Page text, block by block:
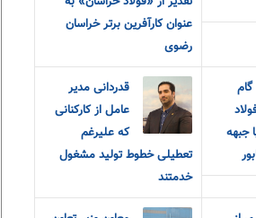
عنوان کارآفرین برتر خراسان
رضوی
گام
جبهه
قدردانی مدیر
عامل از کارکنانی
که علیرغم
تعطیلی خطوط تولید مشغول
خدمتند